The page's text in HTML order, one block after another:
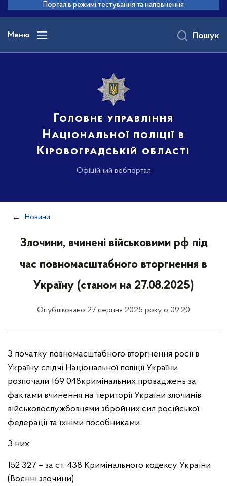
основного
вмісту
Портал в режимі тестування та наповнення
Меню
Головне управління
Національної поліції в
Кіровоградській області
Офіційний вебпортал
Пошук
Новини
Злочини, вчинені військовими рф під
час повномасштабного вторгнення в
Україну (станом на 27.08.2025)
Опубліковано 27 серпня 2025 року о 09:20
З початку повномасштабного вторгнення росії в
Україну слідчі Національної поліції України
розпочали 169 048кримінальних проваджень за
фактами вчинення на території України злочинів
військовослужбовцями збройних сил російської
федерації та їхніми пособниками.
З них:
152 327 – за ст. 438 Кримінального кодексу України
(Воєнні злочини)